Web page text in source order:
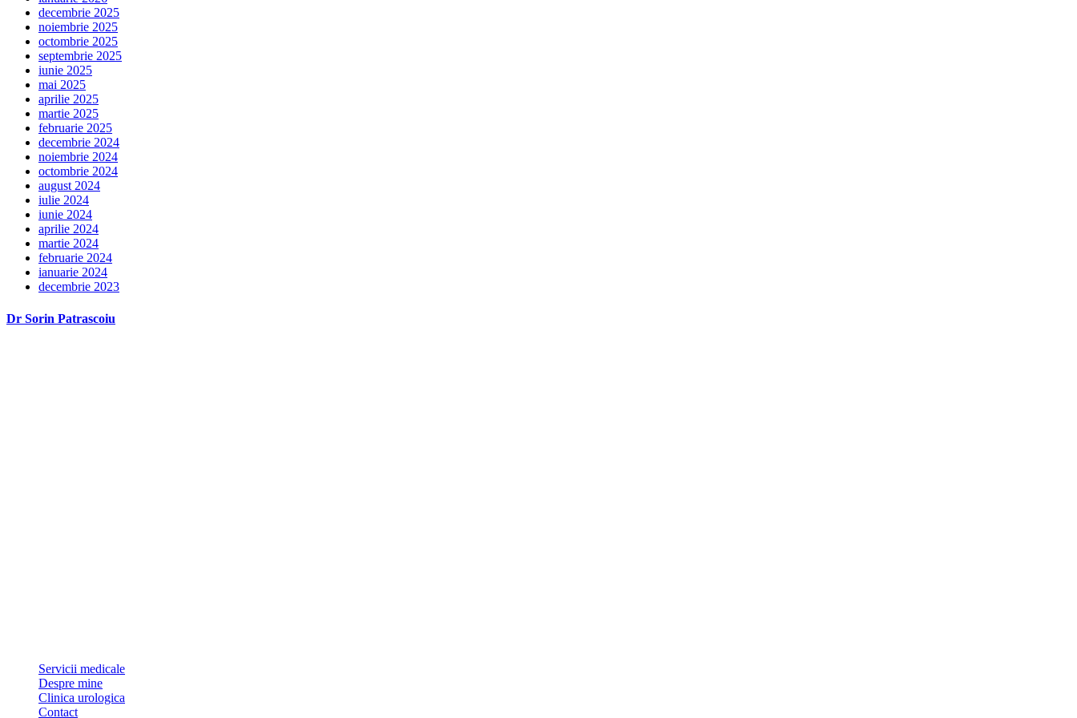
decembrie 2025
noiembrie 2025
octombrie 2025
septembrie 2025
iunie 2025
mai 2025
aprilie 2025
martie 2025
februarie 2025
decembrie 2024
noiembrie 2024
octombrie 2024
august 2024
iulie 2024
iunie 2024
aprilie 2024
martie 2024
februarie 2024
ianuarie 2024
decembrie 2023
Dr Sorin Patrascoiu
Servicii medicale
Despre mine
Clinica urologica
Contact